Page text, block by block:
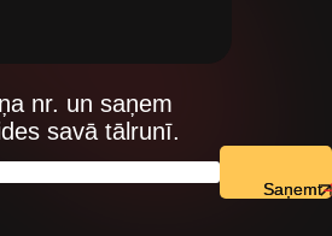
nr. un saņem
savā tālrunī.